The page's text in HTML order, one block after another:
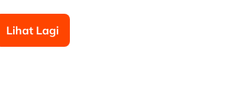
Lihat Lagi